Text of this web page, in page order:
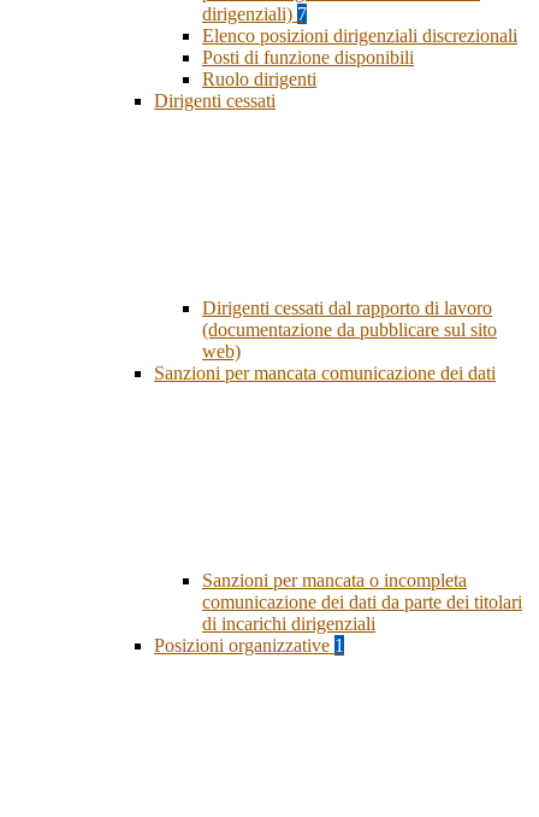
dirigenziali) 7
Elenco posizioni dirigenziali discrezionali
Posti di funzione disponibili
Ruolo dirigenti
Dirigenti cessati
Dirigenti cessati dal rapporto di lavoro
(documentazione da pubblicare sul sito
web)
Sanzioni per mancata comunicazione dei dati
Sanzioni per mancata o incompleta
comunicazione dei dati da parte dei titolari
di incarichi dirigenziali
Posizioni organizzative 1